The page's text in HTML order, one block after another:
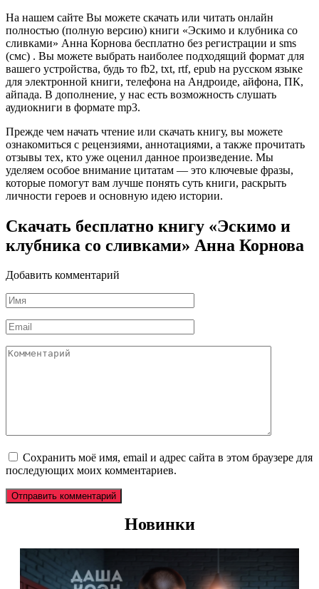
На нашем сайте Вы можете скачать или читать онлайн
полностью (полную версию) книги «Эскимо и клубника со
сливками» Анна Корнова бесплатно без регистрации и sms
(смс) . Вы можете выбрать наиболее подходящий формат для
вашего устройства, будь то fb2, txt, rtf, epub на русском языке
для электронной книги, телефона на Андроиде, айфона, ПК,
айпада. В дополнение, у нас есть возможность слушать
аудиокниги в формате mp3.
Прежде чем начать чтение или скачать книгу, вы можете
ознакомиться с рецензиями, аннотациями, а также прочитать
отзывы тех, кто уже оценил данное произведение. Мы
уделяем особое внимание цитатам — это ключевые фразы,
которые помогут вам лучше понять суть книги, раскрыть
личности героев и основную идею истории.
Скачать бесплатно книгу «Эскимо и
клубника со сливками» Анна Корнова
Добавить комментарий
Имя
*
Email
*
Комментарий
Сохранить моё имя, email и адрес сайта в этом браузере для
последующих моих комментариев.
Новинки